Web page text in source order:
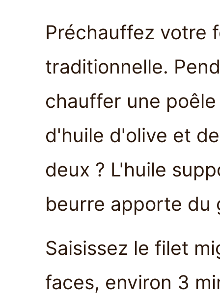
Préchauffez votre
traditionnelle.
chauffer une
d'huile d'olive et
deux ? L'huile
beurre apporte du
Saisissez le filet
faces, environ 3